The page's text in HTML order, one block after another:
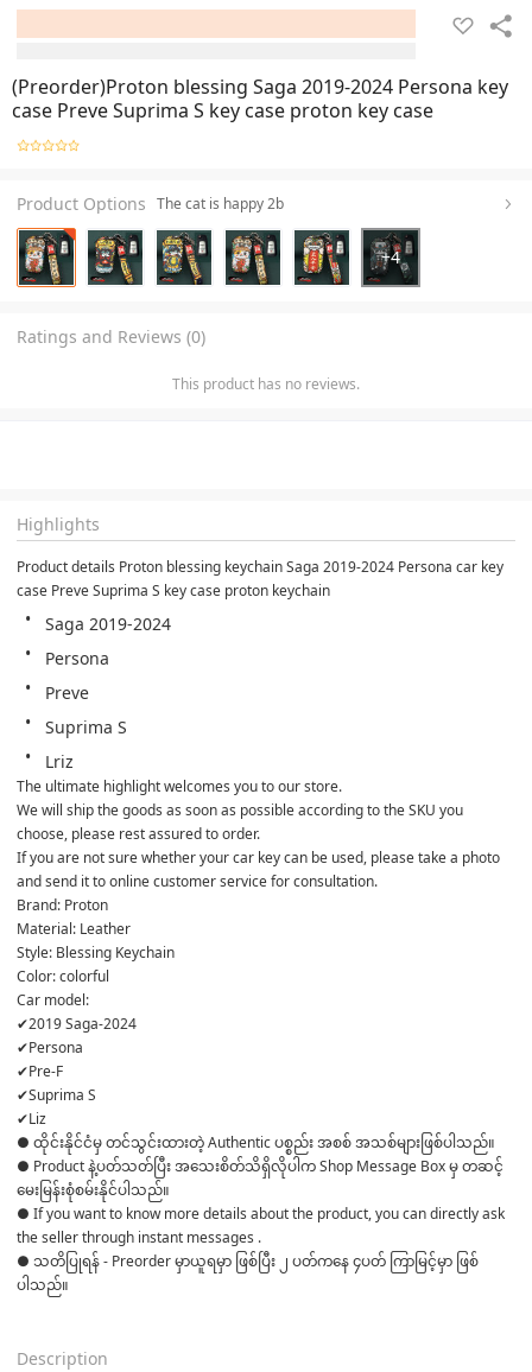
(Preorder)Proton blessing Saga 2019-2024 Persona key
case Preve Suprima S key case proton key case
Product Options The cat is happy 2b
+4
Ratings and Reviews (0)
This product has no reviews.
Highlights
Product details Proton blessing keychain Saga 2019-2024 Persona car key
case Preve Suprima S key case proton keychain
Saga 2019-2024
Persona
Preve
Suprima S
Lriz
The ultimate highlight welcomes you to our store.
We will ship the goods as soon as possible according to the SKU you
choose, please rest assured to order.
If you are not sure whether your car key can be used, please take a photo
and send it to online customer service for consultation.
Brand: Proton
Material: Leather
Style: Blessing Keychain
Color: colorful
Car model:
✔2019 Saga-2024
✔Persona
✔Pre-F
✔Suprima S
✔Liz
● ထိုင်းနိုင်ငံမှ တင်သွင်းထားတဲ့ Authentic ပစ္စည်း အစစ် အသစ်များဖြစ်ပါသည်။
● Product နဲ့ပတ်သတ်ပြီး အသေးစိတ်သိရှိလိုပါက Shop Message Box မှ တဆင့်
မေးမြန်းစုံစမ်းနိုင်ပါသည်။
● If you want to know more details about the product, you can directly ask
the seller through instant messages .
● သတိပြုရန် - Preorder မှာယူရမှာ ဖြစ်ပြီး ၂ ပတ်ကနေ ၄ပတ် ကြာမြင့်မှာ ဖြစ်
ပါသည်။
Description